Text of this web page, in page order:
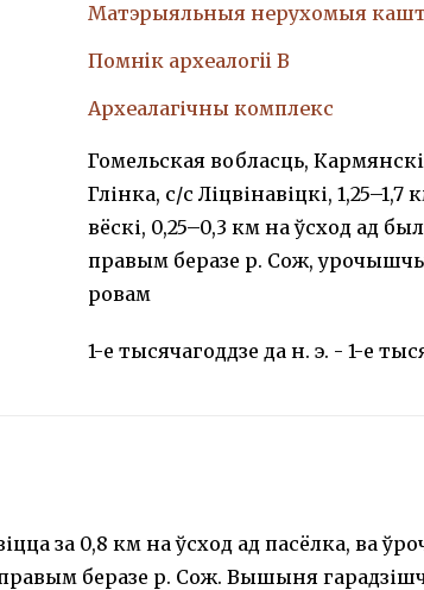
Матэрыяльныя нерухомыя
Помнiк археалогii В
Археалагічны комплекс
Гомельская вобласць,
Глінка, с/с Ліцвінавіцкі,
вёскі, 0,25–0,3 км на ўсход ад
правым беразе р. Сож,
ровам
1-е тысячагоддзе да н. э. - 1-е
за 0,8 км на ўсход ад пасёлка, ва
беразе р. Сож. Вышыня